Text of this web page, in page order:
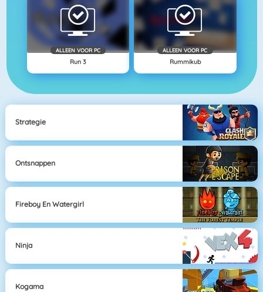
ALLEEN VOOR PC
Run 3
ALLEEN VOOR PC
Rummikub
Strategie
Ontsnappen
Fireboy En Watergirl
Ninja
Kogama